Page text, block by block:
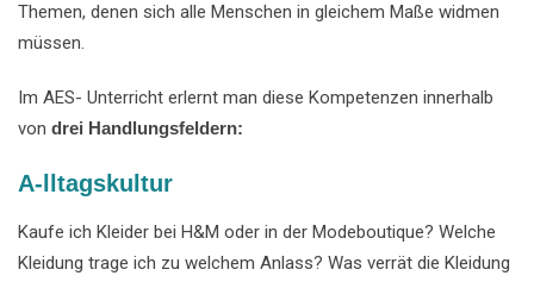
Themen, denen sich alle Menschen in gleichem Maße widmen
müssen.
Im AES- Unterricht erlernt man diese Kompetenzen innerhalb
von drei Handlungsfeldern:
A-lltagskultur
Kaufe ich Kleider bei H&M oder in der Modeboutique? Welche
Kleidung trage ich zu welchem Anlass? Was verrät die Kleidung